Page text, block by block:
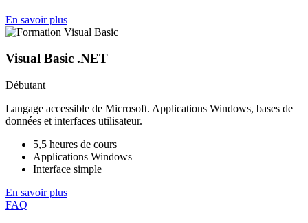
En savoir plus
Visual Basic .NET
Débutant
Langage accessible de Microsoft. Applications Windows, bases de
données et interfaces utilisateur.
5,5 heures de cours
Applications Windows
Interface simple
En savoir plus
FAQ